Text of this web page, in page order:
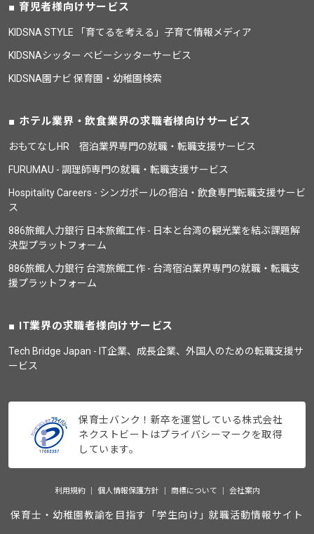
育児者様向けサービス
KIDSNA STYLE 「育てるを考える」子育て情報メディア
KIDSNAシッター ベビーシッターサービス
KIDSNA園ナビ 保育園・幼稚園検索
ホテル業界・飲食業界の求職者様向けサービス
おもてなしHR 宿泊業界専門の就職・転職支援サービス
FURUMAU - 調理師専門の就職・転職支援サービス
Hospitality Careers - シンガポールの宿泊・飲食専門転職支援サービ
ス
886旅館人力銀行 日本旅館工作 - 日本と台湾の観光業を結ぶ課題解
決型プラットフォーム
886旅館人力銀行 台湾旅館工作 - 台湾宿泊業界専門の就職・転職支
援プラットフォーム
IT業界の求職者様向けサービス
Tech Bridge Japan - IT企業、成長企業、外国人のための転職支援サ
ービス
保育士バンク！新卒を運営している株式会社
ネクストビートはプライバシーマークを取得
しています。
利用規約 個人情報保護方針 商標について 会社案内
保育士・幼稚園教諭を目指す「学生向け」就職活動情報サイト